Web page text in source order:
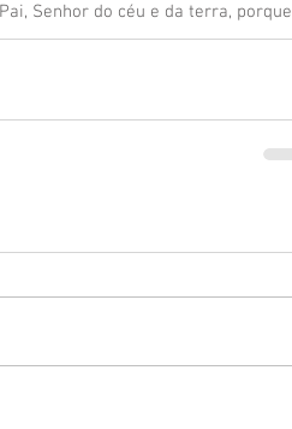
Senhor do céu e da terra, porque